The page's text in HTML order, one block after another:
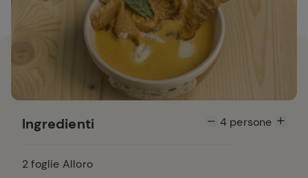
Ingredienti 4persone
2foglie Alloro